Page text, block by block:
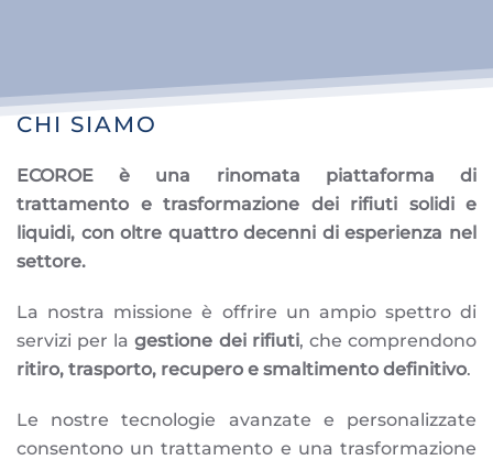
CHI SIAMO
ECOROE è una rinomata piattaforma di
trattamento e trasformazione dei rifiuti solidi e
liquidi, con oltre quattro decenni di esperienza nel
settore.
La nostra missione è offrire un ampio spettro di
servizi per lagestione dei rifiuti, che comprendono
ritiro, trasporto, recupero e smaltimento definitivo.
Le nostre tecnologie avanzate e personalizzate
consentono un trattamento e una trasformazione